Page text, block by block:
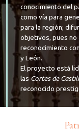
conocimiento del
como vía para
para la región;
objetivos, pues no
reconocimiento
y León.
El proyecto está
lasCortes de
reconocido